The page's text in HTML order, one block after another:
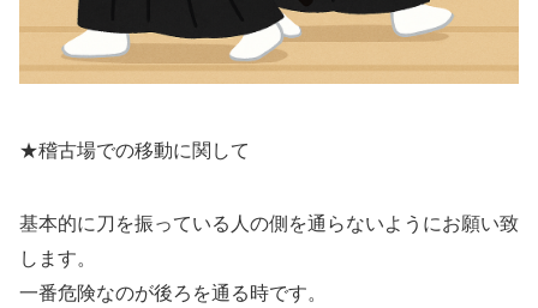
★稽古場での移動に関して
基本的に刀を振っている人の側を通らないようにお願い致
します。
一番危険なのが後ろを通る時です。